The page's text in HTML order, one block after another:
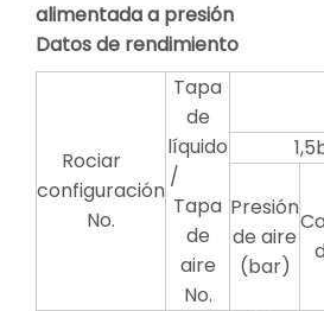
alimentada a presión
Datos de rendimiento
Rociar
configuración
No.
Tapa
de
líquido
/
Tapa
de
aire
No.
Presión
de aire
(bar)